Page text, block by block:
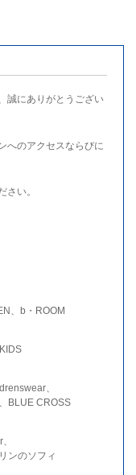
誠にありがとうござい
へのアクセスならびに
さい。
、b・ROOM
、
BLUE CROSS
ンのソフィ